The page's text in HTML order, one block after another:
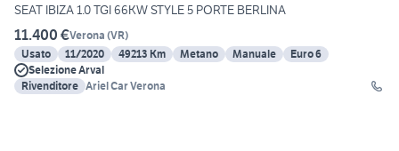
SEAT IBIZA 1.0 TGI 66KW STYLE 5 PORTE BERLINA
11.400 €Verona (VR)
Usato
11/2020 49213 Km Metano Manuale
Euro 6
Selezione Arval
Rivenditore Ariel Car Verona